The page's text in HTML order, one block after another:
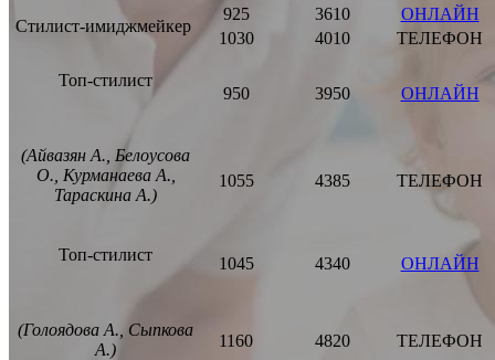
Стилист-имиджмейкер
925 3610
ОНЛАЙН
1030
4010 ТЕЛЕФОН
Топ-стилист
(Айвазян А., Белоусова
О., Курманаева А.,
Тараскина А.)
950 3950 ОНЛАЙН
1055 4385 ТЕЛЕФОН
Топ-стилист
(Голоядова А., Сыпкова
А.)
1045 4340 ОНЛАЙН
1160 4820 ТЕЛЕФОН